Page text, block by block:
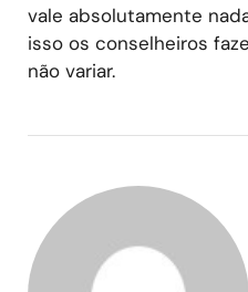
vale absolutamente
isso os conselheiros
não variar.